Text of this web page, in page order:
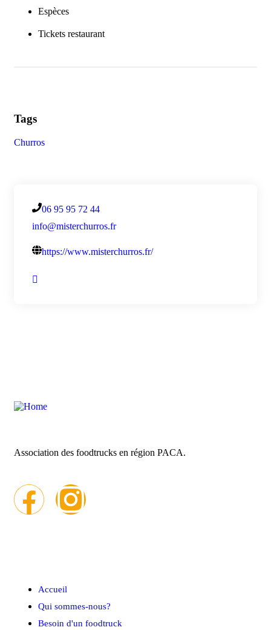
Espèces
Tickets restaurant
Tags
Churros
06 95 95 72 44
info@misterchurros.fr
https://www.misterchurros.fr/
Association des foodtrucks en région PACA.
Accueil
Qui sommes-nous?
Besoin d'un foodtruck